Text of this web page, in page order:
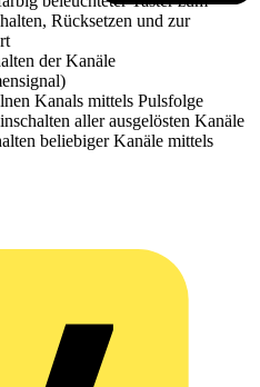
Rücksetzen und zur
der Kanäle
Kanals mittels Pulsfolge
aller ausgelösten Kanäle
beliebiger Kanäle mittels